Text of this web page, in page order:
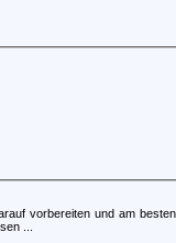
vorbereiten und am
...